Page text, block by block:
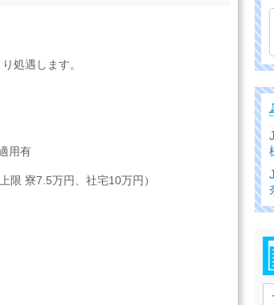
処遇します。
用有
寮7.5万円、社宅10万円）